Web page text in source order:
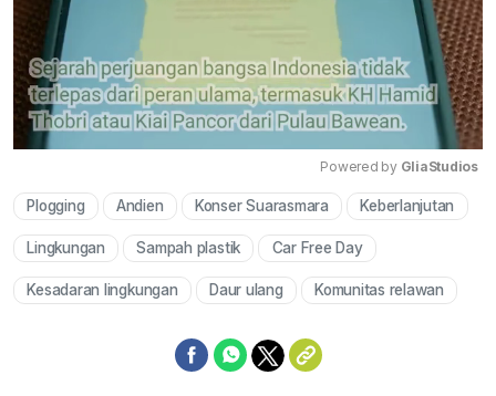
Mute
Powered by GliaStudios
Plogging Andien Konser Suarasmara Keberlanjutan
Lingkungan Sampah plastik Car Free Day
Kesadaran lingkungan Daur ulang Komunitas relawan